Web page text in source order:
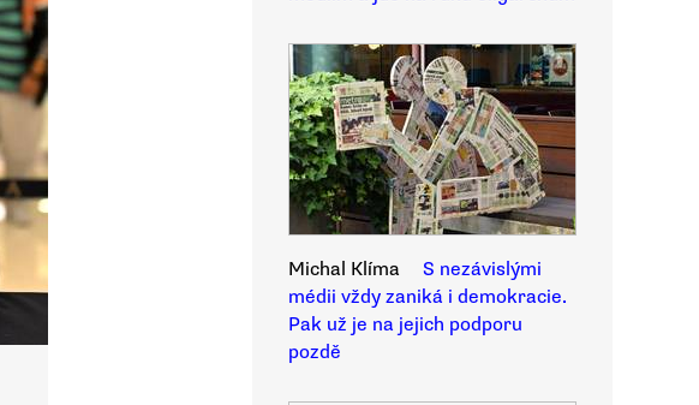
Michal Klíma
S nezávislými
médii vždy zaniká i demokracie.
Pak už je na jejich podporu
pozdě